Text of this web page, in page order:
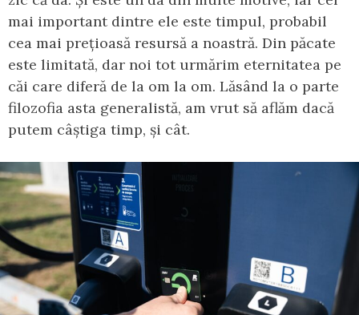
mai important dintre ele este timpul, probabil
cea mai prețioasă resursă a noastră. Din păcate
este limitată, dar noi tot urmărim eternitatea pe
căi care diferă de la om la om. Lăsând la o parte
filozofia asta generalistă, am vrut să aflăm dacă
putem câștiga timp, și cât.